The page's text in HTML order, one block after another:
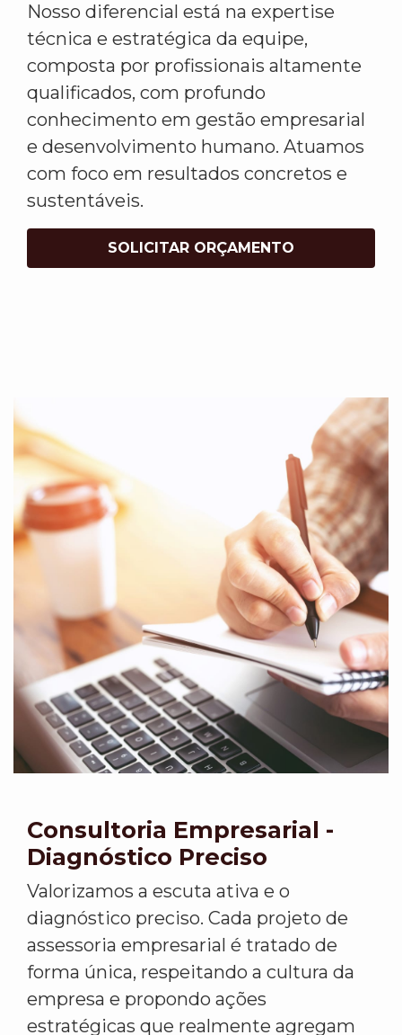
Nosso diferencial está na expertise
técnica e estratégica da equipe,
composta por profissionais altamente
qualificados, com profundo
conhecimento em gestão empresarial
e desenvolvimento humano. Atuamos
com foco em resultados concretos e
sustentáveis.
SOLICITAR ORÇAMENTO
Consultoria Empresarial -
Diagnóstico Preciso
Valorizamos a escuta ativa e o
diagnóstico preciso. Cada projeto de
assessoria empresarial é tratado de
forma única, respeitando a cultura da
empresa e propondo ações
estratégicas que realmente agregam